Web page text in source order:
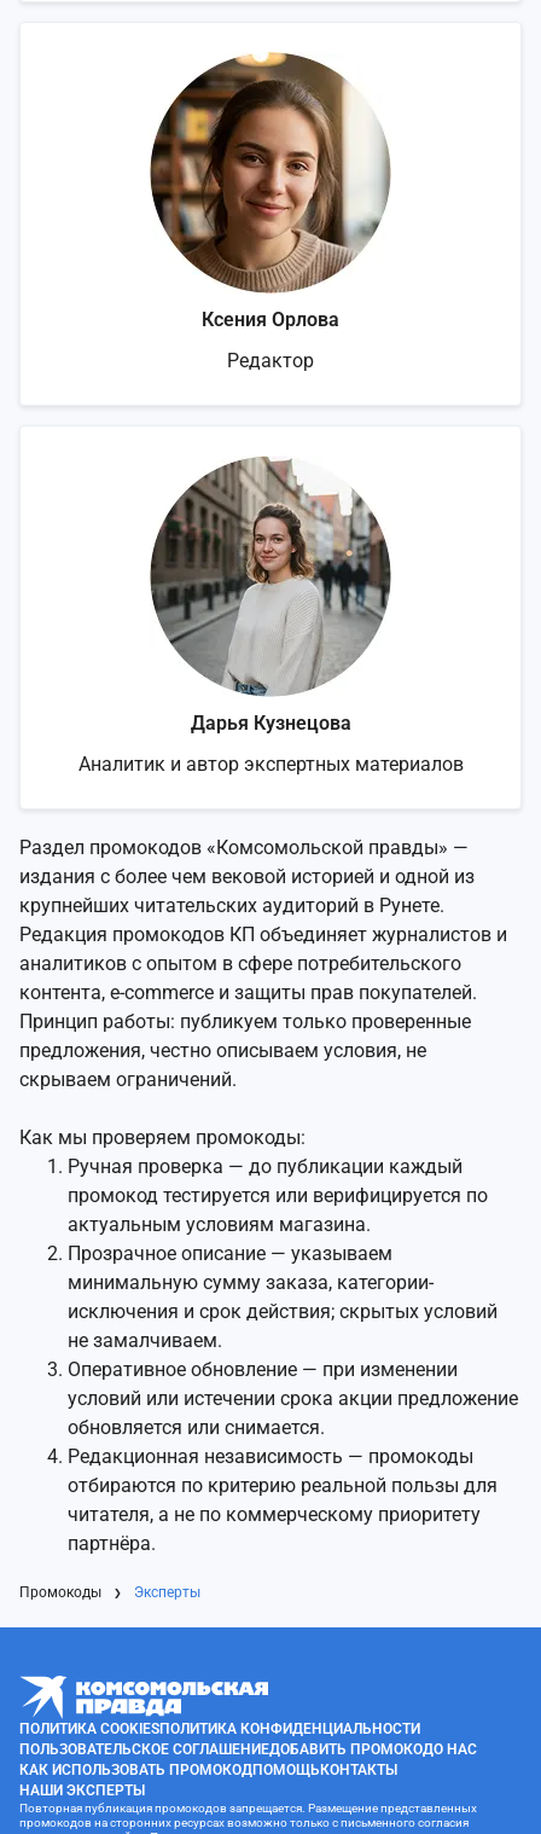
Ксения Орлова
Редактор
Дарья Кузнецова
Аналитик и автор экспертных материалов
Раздел промокодов «Комсомольской правды» —
издания с более чем вековой историей и одной из
крупнейших читательских аудиторий в Рунете.
Редакция промокодов КП объединяет журналистов и
аналитиков с опытом в сфере потребительского
контента, e-commerce и защиты прав покупателей.
Принцип работы: публикуем только проверенные
предложения, честно описываем условия, не
скрываем ограничений.
Как мы проверяем промокоды:
Ручная проверка — до публикации каждый
промокод тестируется или верифицируется по
актуальным условиям магазина.
Прозрачное описание — указываем
минимальную сумму заказа, категории-
исключения и срок действия; скрытых условий
не замалчиваем.
Оперативное обновление — при изменении
условий или истечении срока акции предложение
обновляется или снимается.
Редакционная независимость — промокоды
отбираются по критерию реальной пользы для
читателя, а не по коммерческому приоритету
партнёра.
Промокоды Эксперты
ПОЛИТИКА COOKIESПОЛИТИКА КОНФИДЕНЦИАЛЬНОСТИ
ПОЛЬЗОВАТЕЛЬСКОЕ СОГЛАШЕНИЕДОБАВИТЬ ПРОМОКОДО НАС
КАК ИСПОЛЬЗОВАТЬ ПРОМОКОДПОМОЩЬКОНТАКТЫ
НАШИ ЭКСПЕРТЫ
Повторная публикация промокодов запрещается. Размещение представленных
промокодов на сторонних ресурсах возможно только с письменного согласия